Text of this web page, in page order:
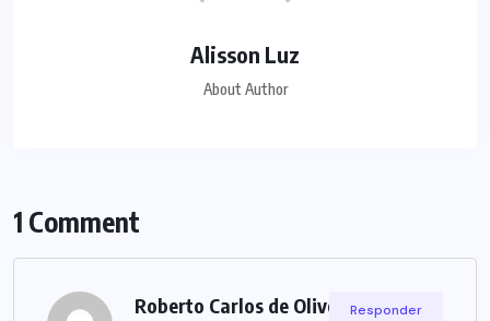
Alisson Luz
About Author
1 Comment
Roberto Carlos de OliveiraResponder